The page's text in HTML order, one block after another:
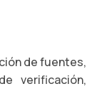
de fuentes,
verificación,